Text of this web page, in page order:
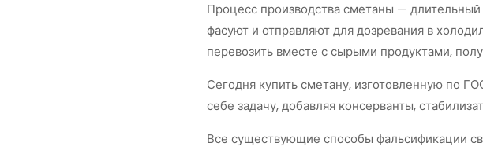
Процесс производства сметаны — длительный
фасуют и отправляют для дозревания в
перевозить вместе с сырыми продуктами,
Сегодня купить сметану, изготовленную по
себе задачу, добавляя консерванты,
Все существующие способы фальсификации